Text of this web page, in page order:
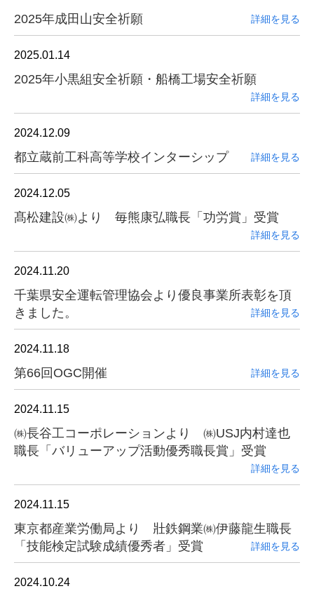
2025年成田山安全祈願 詳細を見る
2025.01.14
2025年小黒組安全祈願・船橋工場安全祈願
詳細を見る
2024.12.09
都立蔵前工科高等学校インターシップ 詳細を見る
2024.12.05
髙松建設㈱より 毎熊康弘職長「功労賞」受賞
詳細を見る
2024.11.20
千葉県安全運転管理協会より優良事業所表彰を頂
きました。
詳細を見る
2024.11.18
第66回OGC開催 詳細を見る
2024.11.15
㈱長谷工コーポレーションより ㈱USJ内村達也
職長「バリューアップ活動優秀職長賞」受賞
詳細を見る
2024.11.15
東京都産業労働局より 壯鉄鋼業㈱伊藤龍生職長
「技能検定試験成績優秀者」受賞
詳細を見る
2024.10.24